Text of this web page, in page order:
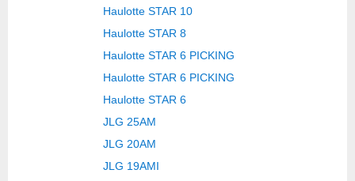
Haulotte STAR 10
Haulotte STAR 8
Haulotte STAR 6 PICKING
Haulotte STAR 6 PICKING
Haulotte STAR 6
JLG 25AM
JLG 20AM
JLG 19AMI